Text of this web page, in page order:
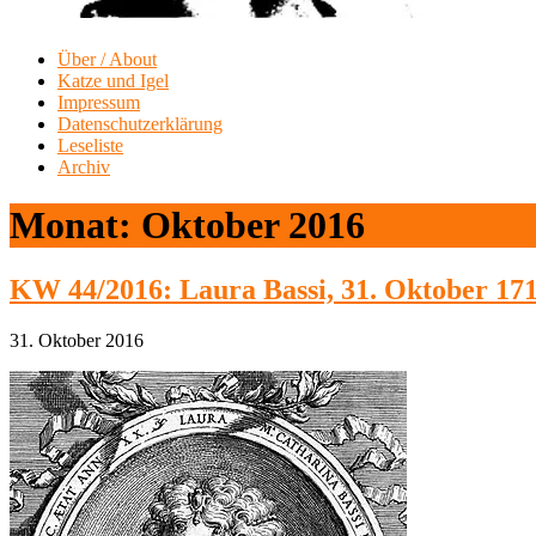
Über / About
Katze und Igel
Impressum
Datenschutzerklärung
Leseliste
Archiv
Monat: Oktober 2016
KW 44/2016: Laura Bassi, 31. Oktober
31. Oktober 2016